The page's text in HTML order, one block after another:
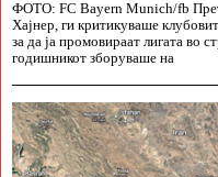
ФОТО: FC Bayern Munich/fb
Хајнер, ги критикуваше
за да ја промовираат лигата во
годишникот зборуваше на